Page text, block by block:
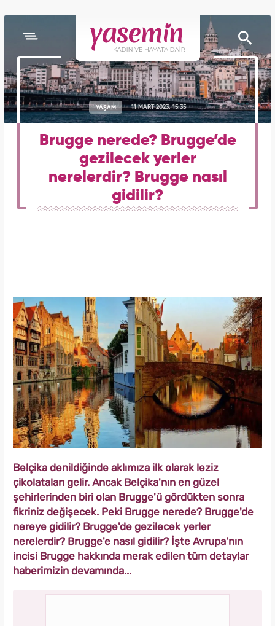
YAŞAM 11 MART 2023, 15:35
Brugge nerede? Brugge’de
gezilecek yerler
nerelerdir? Brugge nasıl
gidilir?
Belçika denildiğinde aklımıza ilk olarak leziz
çikolataları gelir. Ancak Belçika'nın en güzel
şehirlerinden biri olan Brugge'ü gördükten sonra
fikriniz değişecek. Peki Brugge nerede? Brugge'de
nereye gidilir? Brugge'de gezilecek yerler
nerelerdir? Brugge'e nasıl gidilir? İşte Avrupa'nın
incisi Brugge hakkında merak edilen tüm detaylar
haberimizin devamında...